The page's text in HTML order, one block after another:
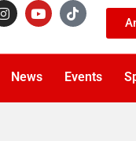
News Events